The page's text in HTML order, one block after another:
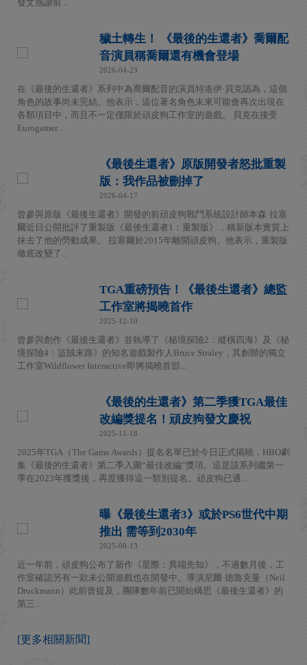
發文感謝前...
穢土轉生！ 《最後的生還者》喬爾配
音演員稱喬爾還有機會登場
2026-04-23
在《最後的生還者》系列中為喬爾配音的演員特洛伊·貝克認為，這個
角色的故事尚未完結。他表示，這位著名角色未來可能會再次出現在
各類項目中，而且不一定僅限於頑皮狗工作室的遊戲。 貝克在接受
Eurogamer...
《最後生還者》原版開發者怒批重製
版：我作品被刪掉了
2026-04-17
曾參與原版《最後生還者》開發的前頑皮狗戰鬥系統設計師本森·拉塞
爾近日公開批評了重製版《最後生還者1：重製版》，稱新版本實質上
抹去了他的勞動成果。 拉塞爾於2015年離開頑皮狗。他表示，重製版
徹底改變了...
TGA重磅預告！《最後生還者》總監
工作室將揭曉首作
2025-12-10
曾參與創作《最後生還者》並執導了《秘境探險2：縱橫四海》及《秘
境探險4：盜賊末路》的知名遊戲製作人Bruce Straley，其創辦的獨立
工作室Wildflower Interactive即將揭曉首部...
《最後的生還者》第二季獲TGA最佳
改編獎提名！頑皮狗發文慶祝
2025-11-18
2025年TGA（The Game Awards）提名名單已於今日正式揭曉，HBO劇
集《最後的生還者》第二季入圍“最佳改編”獎項。這是該系列繼第一
季在2023年獲獎後，再度獲得這一類別提名。頑皮狗已通...
曝《最後生還者3》或於PS6世代中期
推出 需等到2030年
2025-08-13
近一年前，頑皮狗公布了新作《星際：異端先知》，不過數月後，工
作室確認另有一款未公開遊戲也在開發中。導演尼爾·德魯克曼（Neil
Druckmann）此前曾提及，團隊數年前已開始構思《最後生還者》的
第三...
[更多相關新聞]